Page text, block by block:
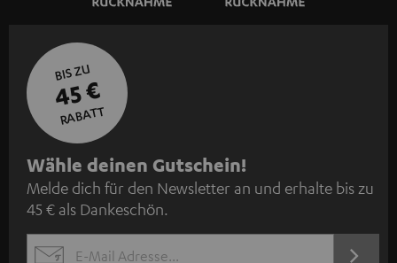
BIS ZU
45 €
RABATT
N
e
w
s
Wähle deinen Gutschein!
Melde dich für den Newsletter an und erhalte bis zu
45 € als Dankeschön.